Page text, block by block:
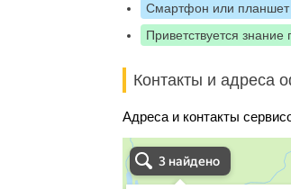
Смартфон или
Приветствуется
Контакты и адреса
Адреса и контакты